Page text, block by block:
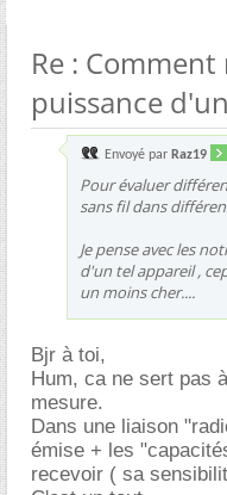
Re :
puissance
Envoyé par Raz19
Pour évaluer
sans fil dans
Je pense avec les
d'un tel appareil ,
un moins cher....
Bjr à toi,
Hum, ca ne sert pas
mesure.
Dans une liaison
émise + les
recevoir ( sa